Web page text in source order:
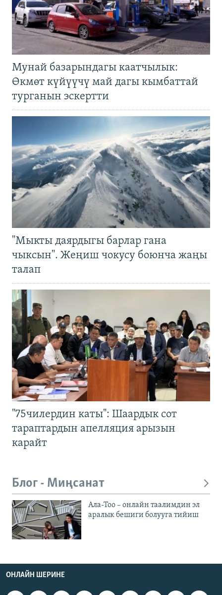
Мунай базарындагы каатчылык:
Өкмөт күйүүчү май дагы кымбаттай
турганын эскертти
"Мыкты даярдыгы барлар гана
чыксын". Жеңиш чокусу боюнча жаңы
талап
"75чилердин каты": Шаардык сот
тараптардын апелляция арызын
карайт
Блог - Миңсанат
Ала-Тоо – онлайн таалимдин эл
аралык бешиги болууга тийиш
ОНЛАЙН ШЕРИНЕ